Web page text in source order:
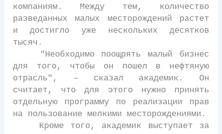
компаниям. Между тем, количество
разведанных малых месторождений растет
и достигло уже нескольких десятков
тысяч.
"Необходимо поощрять малый бизнес
для того, чтобы он пошел в нефтяную
отрасль", – сказал академик. Он
считает, что для этого нужно принять
отдельную программу по реализации прав
на пользование мелкими месторождениями.
Кроме того, академик выступает за